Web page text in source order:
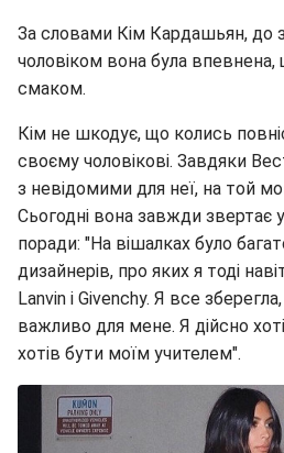
За словами Кім Кардашьян, до
чоловіком вона була
смаком.
Кім не шкодує, що колись
своєму чоловікові. Завдяки
з невідомими для неї, на той
Сьогодні вона завжди звертає
поради: "На вішалках було
дизайнерів, про яких я тоді
Lanvin і Givenchy. Я все
важливо для мене. Я дійсно
хотів бути моїм учителем".